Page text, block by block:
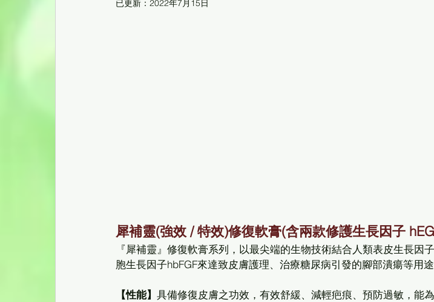
已更新： 2022年7月15日
犀補靈(強效 / 特效)修復軟膏(含兩款修護生長因子
『犀補靈』修復軟膏系列，以最尖端的生物技術結合人類表皮生長因
胞生長因子hbFGF來達致皮膚護理、治療糖尿病引發的腳部潰瘍等用途
【性能】 具備修復皮膚之功效，有效舒緩、減輕疤痕、預防過敏，能